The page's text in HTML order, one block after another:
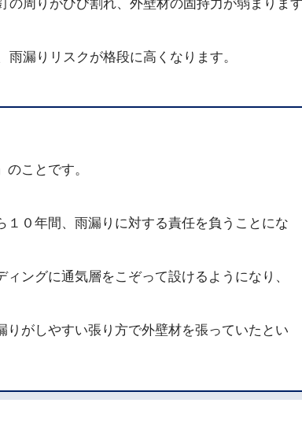
周りがひび割れ、外壁材の固持力が弱まります
漏りリスクが格段に高くなります。
ことです。
０年間、雨漏りに対する責任を負うことにな
ングに通気層をこぞって設けるようになり、
がしやすい張り方で外壁材を張っていたとい